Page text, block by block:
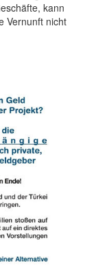
kann
Vernunft nicht